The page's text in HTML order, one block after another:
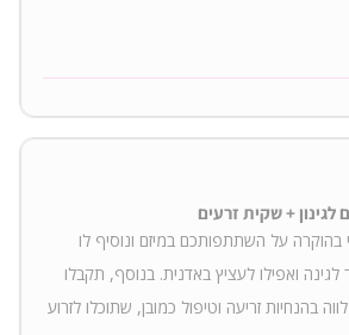
+ שקית זרעים
על השתתפותכם במיזם ונוסיף לו
ואפילו לעציץ באדנית. בנוסף, תקבלו
בהנחיות זריעה וטיפול כמובן, שתוכלו לזרוע